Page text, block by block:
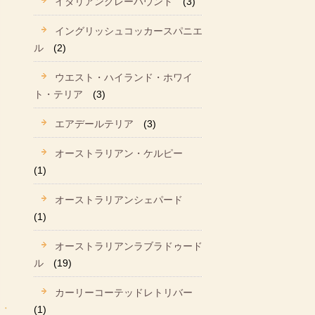
イングリッシュコッカースパニエ
ル
(2)
ウエスト・ハイランド・ホワイ
ト・テリア
(3)
エアデールテリア (3)
オーストラリアン・ケルピー
(1)
オーストラリアンシェパード
(1)
オーストラリアンラブラドゥード
ル
(19)
カーリーコーテッドレトリバー
(1)